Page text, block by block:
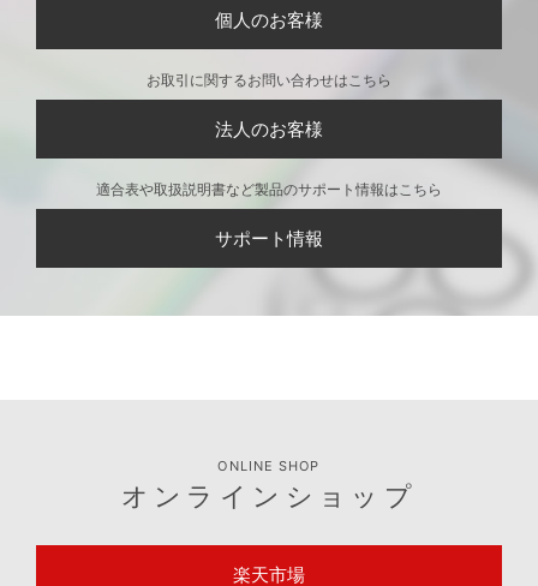
個人のお客様
お取引に関するお問い合わせはこちら
法人のお客様
適合表や取扱説明書など製品のサポート情報はこちら
サポート情報
ONLINE SHOP
オンラインショップ
楽天市場